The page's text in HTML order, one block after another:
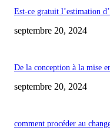
Est-ce gratuit l’estimation
septembre 20, 2024
De la conception à la mise
septembre 20, 2024
comment procéder au